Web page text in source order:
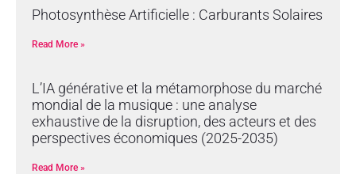
Photosynthèse Artificielle : Carburants Solaires
Read More »
L’IA générative et la métamorphose du marché
mondial de la musique : une analyse
exhaustive de la disruption, des acteurs et des
perspectives économiques (2025-2035)
Read More »